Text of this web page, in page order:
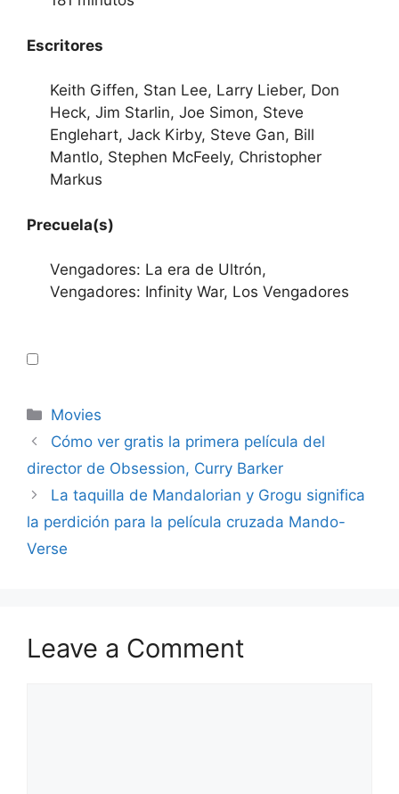
Escritores
Keith Giffen, Stan Lee, Larry Lieber, Don
Heck, Jim Starlin, Joe Simon, Steve
Englehart, Jack Kirby, Steve Gan, Bill
Mantlo, Stephen McFeely, Christopher
Markus
Precuela(s)
Vengadores: La era de Ultrón,
Vengadores: Infinity War, Los Vengadores
Categories
Movies
Cómo ver gratis la primera película del
director de Obsession, Curry Barker
La taquilla de Mandalorian y Grogu significa
la perdición para la película cruzada Mando-
Verse
Leave a Comment